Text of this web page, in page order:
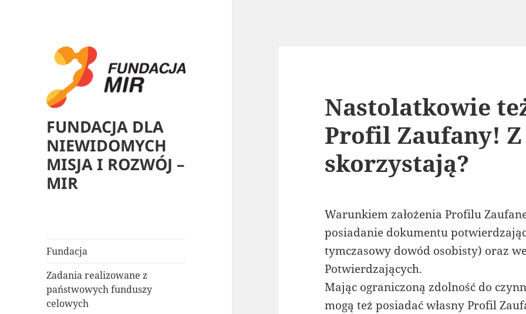
FUNDACJA DLA
NIEWIDOMYCH
MISJA I ROZWÓJ –
MIR
Fundacja
Zadania realizowane z
państwowych funduszy
celowych
Nastolatkowie
Profil Zaufany! Z
skorzystają?
Warunkiem założenia Profilu
posiadanie dokumentu
tymczasowy dowód osobisty) oraz
Potwierdzających.
Mając ograniczoną zdolność do
mogą też posiadać własny Profil